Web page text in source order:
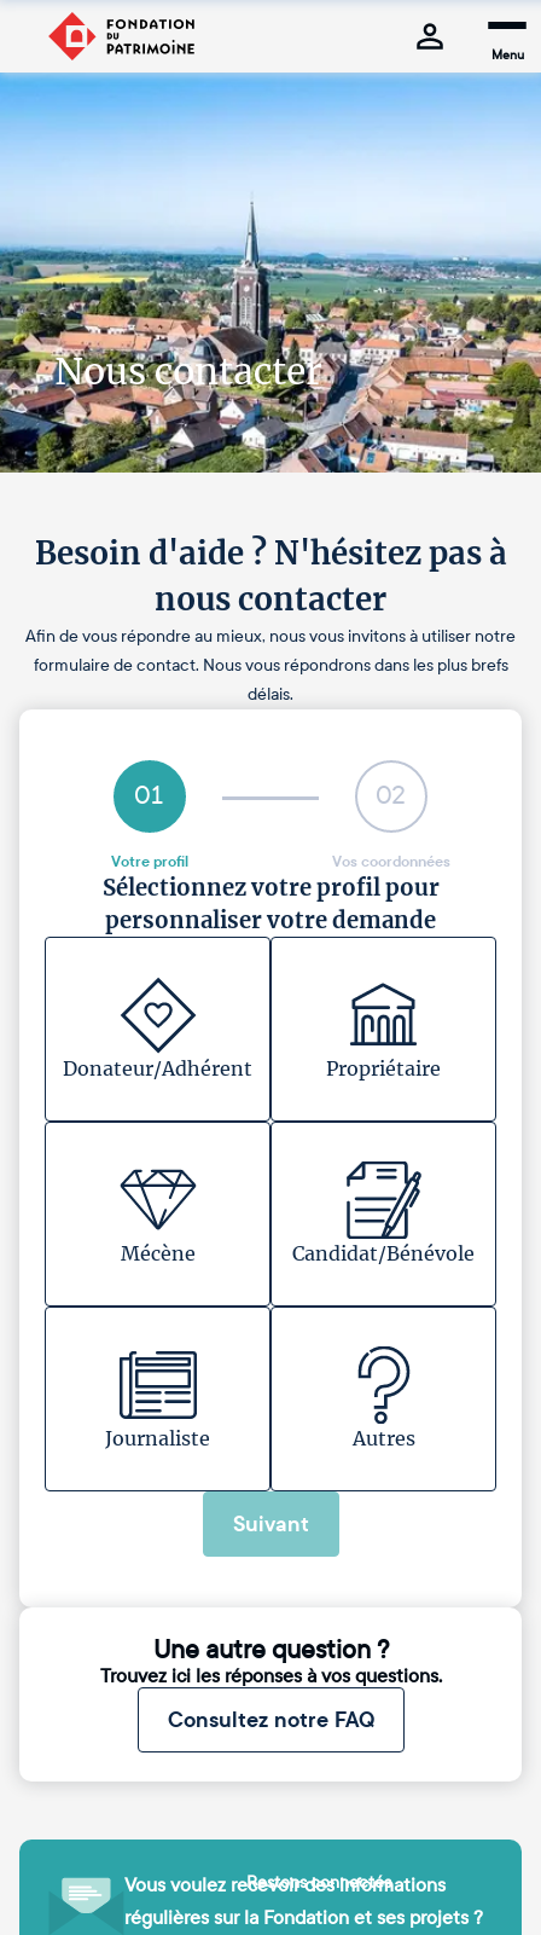
Menu
Nous contacter
Besoin d'aide ? N'hésitez pas à
nous contacter
Afin de vous répondre au mieux, nous vous invitons à utiliser notre
formulaire de contact. Nous vous répondrons dans les plus brefs
délais.
01
Votre profil
02
Vos coordonnées
Sélectionnez votre profil pour
personnaliser votre demande
Donateur/Adhérent Propriétaire
Mécène Candidat/Bénévole
Journaliste Autres
Suivant
Une autre question ?
Trouvez ici les réponses à vos questions.
Consultez notre FAQ
Vous voulez recevoir des informations
régulières sur la Fondation et ses projets ?
Restons connectés